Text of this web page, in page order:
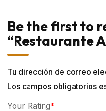
Be the first to
“Restaurante
Tu dirección de correo
Los campos obligatorios
Your Rating*